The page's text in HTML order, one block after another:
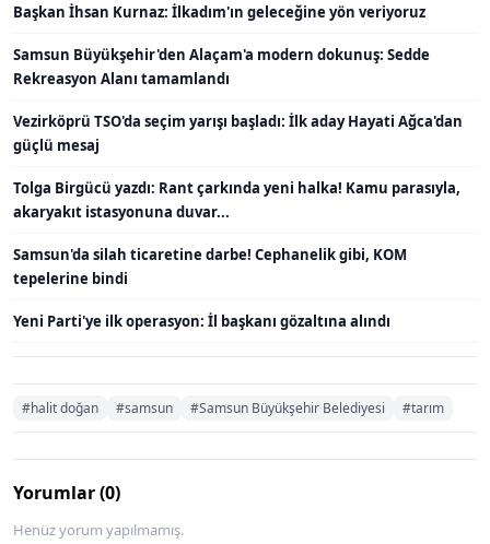
Başkan İhsan Kurnaz: İlkadım'ın geleceğine yön veriyoruz
Samsun Büyükşehir'den Alaçam'a modern dokunuş: Sedde
Rekreasyon Alanı tamamlandı
Vezirköprü TSO'da seçim yarışı başladı: İlk aday Hayati Ağca'dan
güçlü mesaj
Tolga Birgücü yazdı: Rant çarkında yeni halka! Kamu parasıyla,
akaryakıt istasyonuna duvar...
Samsun'da silah ticaretine darbe! Cephanelik gibi, KOM
tepelerine bindi
Yeni Parti'ye ilk operasyon: İl başkanı gözaltına alındı
#halit doğan #samsun #Samsun Büyükşehir Belediyesi #tarım
Yorumlar (0)
Henüz yorum yapılmamış.